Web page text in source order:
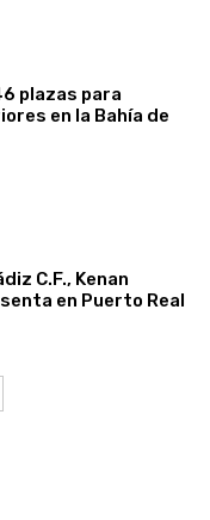
plazas para
en la Bahía de
C.F., Kenan
en Puerto Real